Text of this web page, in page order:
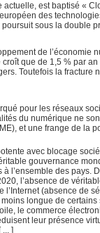
est baptisé «
des
sous la double
de l’économie
que de 1,5 % par
Toutefois la
pour les réseaux
du numérique ne
et une frange de la
avec blocage
gouvernance
l’ensemble des pays.
l’absence de
l’Internet (absence de
longue de
le commerce
leur présence
]